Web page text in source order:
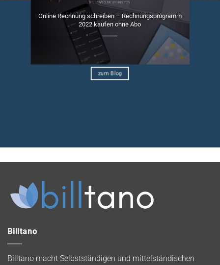
BILLTANO NEUIGKEITEN
Online Rechnung schreiben – Rechnungsprogramm
2022 kaufen ohne Abo
zum Blog
Billtano
Billtano macht Selbstständigen und mittelständischen